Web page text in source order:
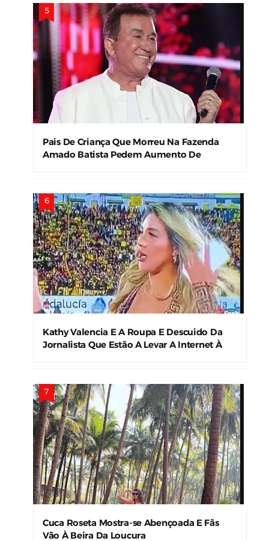
Pais De Criança Que Morreu Na Fazenda
Amado Batista Pedem Aumento De
Kathy Valencia E A Roupa E Descuido Da
Jornalista Que Estão A Levar A Internet À
Cuca Roseta Mostra-se Abençoada E Fãs
Vão À Beira Da Loucura